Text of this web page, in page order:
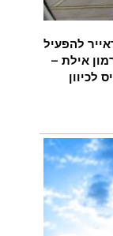
להפעיל
אילת –